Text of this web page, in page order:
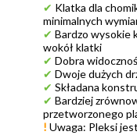
✔ Klatka dla
minimalnych
✔ Bardzo wysokie
wokół klatki
✔ Dobra
✔ Dwoje dużych
✔ Składana
✔ Bardziej
przetworzonego
! Uwaga: Pleksi